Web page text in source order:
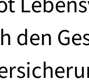
den